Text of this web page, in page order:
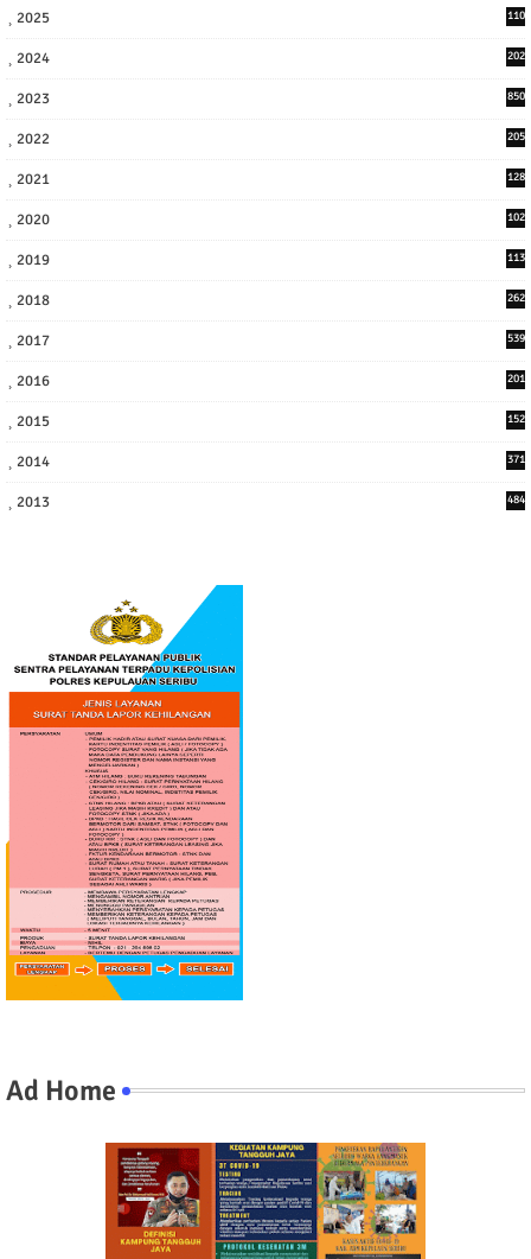
2025
110
2024
202
2023 850
2022
205
2021
128
2020
102
2019
113
2018
262
2017
539
2016
201
2015 152
2014 371
2013 484
Ad Home